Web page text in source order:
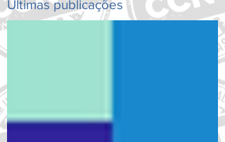
Últimas publicações